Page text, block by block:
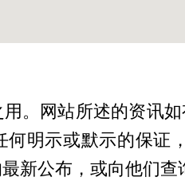
。网站所述的资讯
明示或默示的保证
新公布，或向他们查